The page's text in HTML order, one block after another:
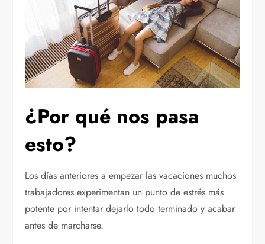
¿Por qué nos pasa
esto?
Los días anteriores a empezar las vacaciones muchos
trabajadores experimentan un punto de estrés más
potente por intentar dejarlo todo terminado y acabar
antes de marcharse.